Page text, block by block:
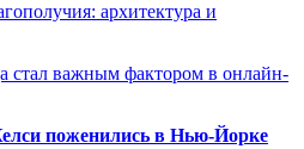
архитектура и
стал важным фактором в онлайн-
поженились в Нью-Йорке